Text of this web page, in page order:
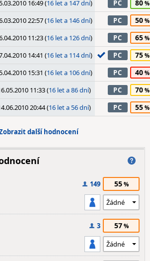
16:49 (16 let a 147 dní) PC 80
22:57 (16 let a 146 dní) PC 50
11:23 (16 let a 126 dní) PC 65
14:41 (16 let a 114 dní) PC 75
15:31 (16 let a 106 dní) PC 40
11:33 (16 let a 86 dní) PC 70
20:44 (16 let a 56 dní) PC 55
další hodnocení
149 55
3 57